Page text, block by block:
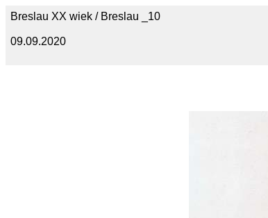
Breslau XX wiek / Breslau _10
09.09.2020